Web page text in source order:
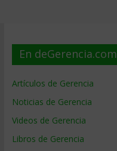
En deGerencia.com
Artículos de Gerencia
Noticias de Gerencia
Videos de Gerencia
Libros de Gerencia